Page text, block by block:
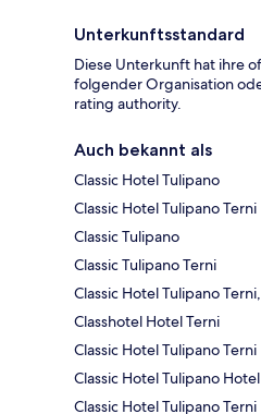
Unterkunftsstandard
Diese Unterkunft hat ihre
folgender Organisation
rating authority.
Auch bekannt als
Classic Hotel Tulipano
Classic Hotel Tulipano Terni
Classic Tulipano
Classic Tulipano Terni
Classic Hotel Tulipano
Classhotel Hotel Terni
Classic Hotel Tulipano Terni
Classic Hotel Tulipano Hotel
Classic Hotel Tulipano Terni